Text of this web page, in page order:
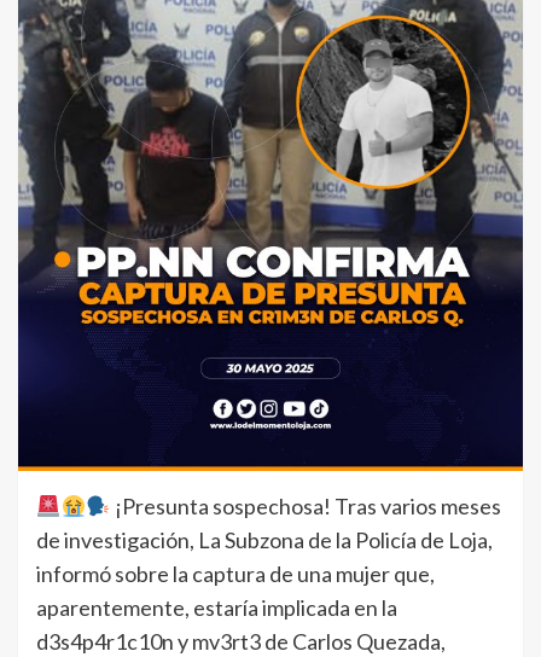
¡Presunta sospechosa! Tras varios meses
de investigación, La Subzona de la Policía de Loja,
informó sobre la captura de una mujer que,
aparentemente, estaría implicada en la
d3s4p4r1c10n y mv3rt3 de Carlos Quezada,